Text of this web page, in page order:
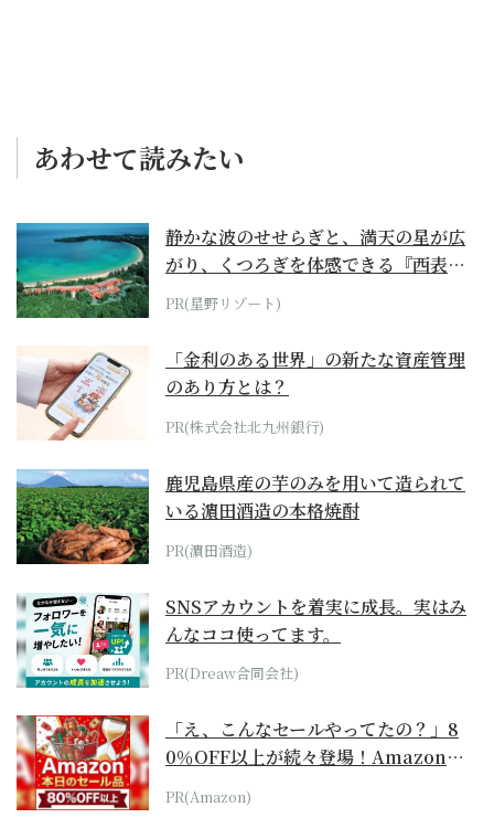
あわせて読みたい
静かな波のせせらぎと、満天の星が広
がり、くつろぎを体感できる『西表島
ホテル by...
PR(星野リゾート)
「金利のある世界」の新たな資産管理
のあり方とは？
PR(株式会社北九州銀行)
鹿児島県産の芋のみを用いて造られて
いる濵田酒造の本格焼酎
PR(濵田酒造)
SNSアカウントを着実に成長。実はみ
んなココ使ってます。
PR(Dreaw合同会社)
「え、こんなセールやってたの？」8
0％OFF以上が続々登場！Amazonの
本気が...
PR(Amazon)